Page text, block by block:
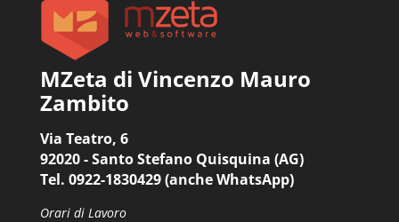
MZeta di Vincenzo Mauro
Zambito
Via Teatro, 6
92020 - Santo Stefano Quisquina (AG)
Tel. 0922-1830429 (anche WhatsApp)
Orari di Lavoro